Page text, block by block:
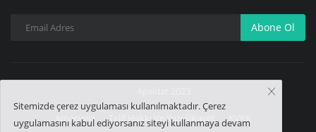
Abone Ol
Amacımız Telif Hakkı Ve Yazı Şikayet
Sitemizde çerez uygulaması kullanılmaktadır. Çerez
uygulamasını kabul ediyorsanız siteyi kullanmaya devam